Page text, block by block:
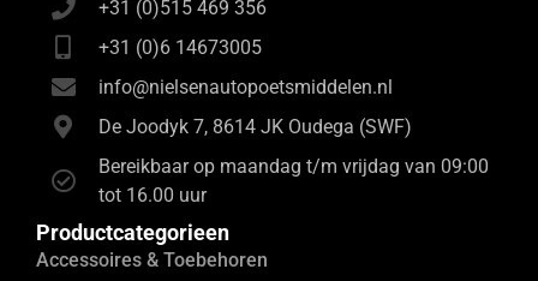
+31 (0)515 469 356
+31 (0)6 14673005
info@nielsenautopoetsmiddelen.nl
De Joodyk 7, 8614 JK Oudega (SWF)
Bereikbaar op maandag t/m vrijdag van 09:00
tot 16.00 uur
Productcategorieen
Accessoires & Toebehoren